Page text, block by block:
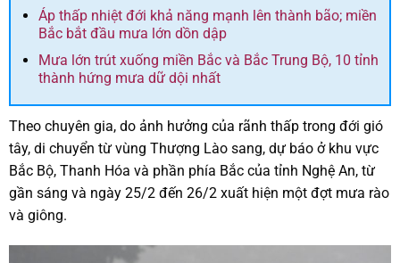
Áp thấp nhiệt đới khả năng mạnh lên thành bão; miền
Bắc bắt đầu mưa lớn dồn dập
Mưa lớn trút xuống miền Bắc và Bắc Trung Bộ, 10 tỉnh
thành hứng mưa dữ dội nhất
Theo chuyên gia, do ảnh hưởng của rãnh thấp trong đới gió
tây, di chuyển từ vùng Thượng Lào sang, dự báo ở khu vực
Bắc Bộ, Thanh Hóa và phần phía Bắc của tỉnh Nghệ An, từ
gần sáng và ngày 25/2 đến 26/2 xuất hiện một đợt mưa rào
và giông.